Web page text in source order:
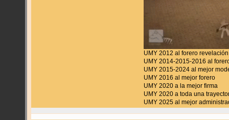
UMY 2012 al forero revelación
UMY 2014-2015-2016 al
UMY 2015-2024 al mejor
UMY 2016 al mejor forero
UMY 2020 a la mejor firma
UMY 2020 a toda una
UMY 2025 al mejor